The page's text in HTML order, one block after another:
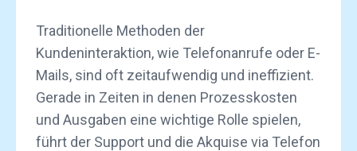
Traditionelle Methoden der
Kundeninteraktion, wie Telefonanrufe oder E-
Mails, sind oft zeitaufwendig und ineffizient.
Gerade in Zeiten in denen Prozesskosten
und Ausgaben eine wichtige Rolle spielen,
führt der Support und die Akquise via Telefon